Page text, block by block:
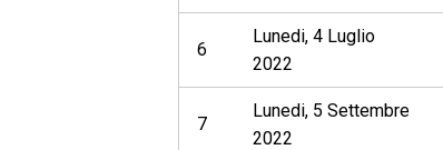
6
Lunedi, 4 Luglio
2022
7
Lunedi, 5 Settembre
2022